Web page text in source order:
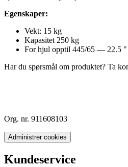
Egenskaper:
Vekt: 15 kg
Kapasitet 250 kg
For hjul opptil 445/65 — 22.5 "
Har du spørsmål om produktet? Ta
Org. nr. 911608103
Administrer cookies
Kundeservice